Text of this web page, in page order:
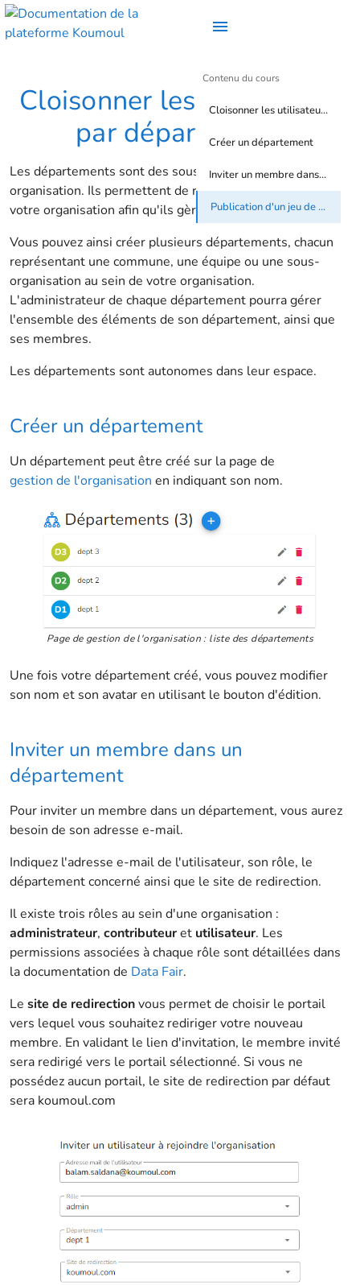
Contenu du cours
Cloisonner les utilisateurs par département
Créer un département
Inviter un membre dans un département
Publication d'un jeu de données d'un département
Cloisonner les utilisateurs
par département
Les départements sont des sous-divisions d'une
organisation. Ils permettent de répartir les membres de
votre organisation afin qu'ils gèrent leur propre espace.
Vous pouvez ainsi créer plusieurs départements, chacun
représentant une commune, une équipe ou une sous-
organisation au sein de votre organisation.
L'administrateur de chaque département pourra gérer
l'ensemble des éléments de son département, ainsi que
ses membres.
Les départements sont autonomes dans leur espace.
Créer un département
Un département peut être créé sur la page de
gestion de l'organisation en indiquant son nom.
Page de gestion de l'organisation : liste des départements
Une fois votre département créé, vous pouvez modifier
son nom et son avatar en utilisant le bouton d'édition.
Inviter un membre dans un
département
Pour inviter un membre dans un département, vous aurez
besoin de son adresse e-mail.
Indiquez l'adresse e-mail de l'utilisateur, son rôle, le
département concerné ainsi que le site de redirection.
Il existe trois rôles au sein d'une organisation :
administrateur, contributeuret utilisateur. Les
permissions associées à chaque rôle sont détaillées dans
la documentation de Data Fair.
Le site de redirectionvous permet de choisir le portail
vers lequel vous souhaitez rediriger votre nouveau
membre. En validant le lien d'invitation, le membre invité
sera redirigé vers le portail sélectionné. Si vous ne
possédez aucun portail, le site de redirection par défaut
sera koumoul.com